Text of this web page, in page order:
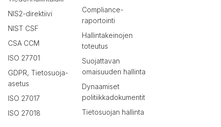
NIS2-direktiivi
NIST CSF
CSA CCM
ISO 27701
GDPR, Tietosuoja-
asetus
ISO 27017
ISO 27018
Compliance-
raportointi
Hallintakeinojen
toteutus
Suojattavan
omaisuuden hallinta
Dynaamiset
politiikkadokumentit
Tietosuojan hallinta